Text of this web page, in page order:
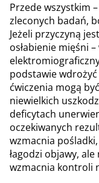
Przede wszystkim
zleconych badań,
Jeżeli przyczyną
osłabienie mięśni
podstawie
ćwiczenia mogą
niewielkich
deficytach
oczekiwanych
wzmacnia
łagodzi objawy,
wzmacnia kontroli